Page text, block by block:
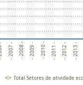
- - 2007 - - 2008 - - 2009 - - 2010 - - 2011 - - 2012 - - 2013 -
Total Setores de atividade